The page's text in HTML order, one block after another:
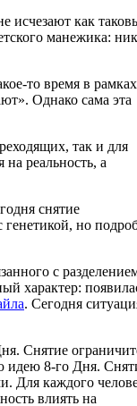
исчезают как
манежика:
то время в рамках
Однако сама эта
так и для
реальность, а
снятие
но
с
характер:
. Сегодня
Снятие
идею 8-го Дня.
Для каждого
влиять на